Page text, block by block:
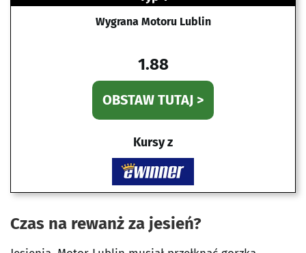
Wygrana Motoru Lublin
1.88
OBSTAW TUTAJ >
Kursy z
Czas na rewanż za jesień?